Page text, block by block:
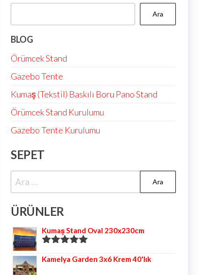
Ara
BLOG
Örümcek Stand
Gazebo Tente
Kumaş (Tekstil) Baskılı Boru Pano Stand
Örümcek Stand Kurulumu
Gazebo Tente Kurulumu
SEPET
ÜRÜNLER
Kumaş Stand Oval 230x230cm
5.00oy aldı
Kamelya Garden 3x6 Krem 40'lık